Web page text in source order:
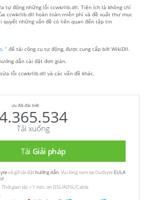
tự động những lỗi ccwkrlib.dll. Tiện ích là không chỉ
ccwkrlib.dll hoàn toàn miễn phí và đề xuất thư mục
quyết những vấn đề có liên quan đến tập tin
” để tải công cụ tự động, được cung cấp bởi WikiDll.
dẫn cài đặt đơn giản.
lỗi ccwkrlib.dll và các vấn đề khác.
ưu đãi đặc biệt
Tải xuống
Tải Giải pháp
và gỡ cài đặthướng dẫn. Vui lòng xem tại Outbyte EULA
Thời gian tải: < 1 min. on DSL/ADSL/Cable